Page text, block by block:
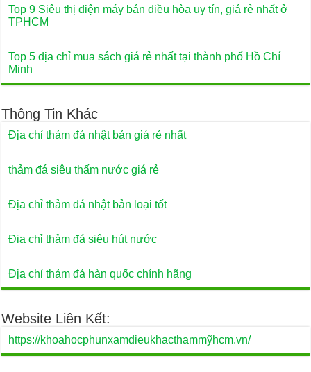
Top 9 Siêu thị điện máy bán điều hòa uy tín, giá rẻ nhất ở
TPHCM
Top 5 địa chỉ mua sách giá rẻ nhất tại thành phố Hồ Chí
Minh
Thông Tin Khác
Địa chỉ thảm đá nhật bản giá rẻ nhất
thảm đá siêu thấm nước giá rẻ
Địa chỉ thảm đá nhật bản loại tốt
Địa chỉ thảm đá siêu hút nước
Địa chỉ thảm đá hàn quốc chính hãng
Website Liên Kết:
https://khoahocphunxamdieukhacthammỹhcm.vn/